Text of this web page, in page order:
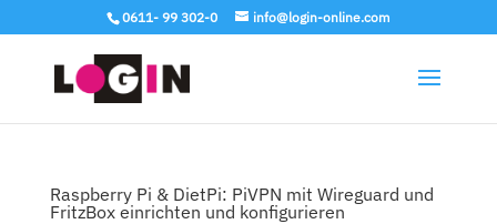
0611- 99 302-0 info@login-online.com
Raspberry Pi & DietPi: PiVPN mit Wireguard und
FritzBox einrichten und konfigurieren